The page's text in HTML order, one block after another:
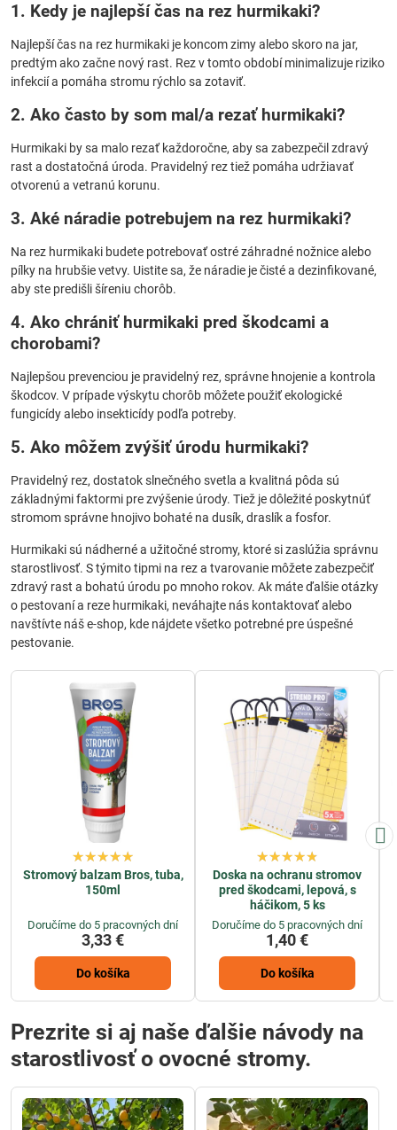
1. Kedy je najlepší čas na rez hurmikaki?
Najlepší čas na rez hurmikaki je koncom zimy alebo skoro na jar,
predtým ako začne nový rast. Rez v tomto období minimalizuje riziko
infekcií a pomáha stromu rýchlo sa zotaviť.
2. Ako často by som mal/a rezať hurmikaki?
Hurmikaki by sa malo rezať každoročne, aby sa zabezpečil zdravý
rast a dostatočná úroda. Pravidelný rez tiež pomáha udržiavať
otvorenú a vetranú korunu.
3. Aké náradie potrebujem na rez hurmikaki?
Na rez hurmikaki budete potrebovať ostré záhradné nožnice alebo
pílky na hrubšie vetvy. Uistite sa, že náradie je čisté a dezinfikované,
aby ste predišli šíreniu chorôb.
4. Ako chrániť hurmikaki pred škodcami a
chorobami?
Najlepšou prevenciou je pravidelný rez, správne hnojenie a kontrola
škodcov. V prípade výskytu chorôb môžete použiť ekologické
fungicídy alebo insekticídy podľa potreby.
5. Ako môžem zvýšiť úrodu hurmikaki?
Pravidelný rez, dostatok slnečného svetla a kvalitná pôda sú
základnými faktormi pre zvýšenie úrody. Tiež je dôležité poskytnúť
stromom správne hnojivo bohaté na dusík, draslík a fosfor.
Hurmikaki sú nádherné a užitočné stromy, ktoré si zaslúžia správnu
starostlivosť. S týmito tipmi na rez a tvarovanie môžete zabezpečiť
zdravý rast a bohatú úrodu po mnoho rokov. Ak máte ďalšie otázky
o pestovaní a reze hurmikaki, neváhajte nás kontaktovať alebo
navštívte náš e-shop, kde nájdete všetko potrebné pre úspešné
pestovanie.
Stromový balzam Bros, tuba,
150ml
Doručíme do 5 pracovných dní
3,33 €
Do košíka
Doska na ochranu stromov
pred škodcami, lepová, s
háčikom, 5 ks
Doručíme do 5 pracovných dní
1,40 €
Do košíka
Prezrite si aj naše ďalšie návody na
starostlivosť o ovocné stromy.